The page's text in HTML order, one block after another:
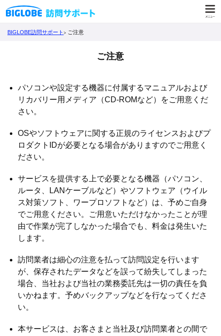
BIGLOBE訪問サポート ご注意
ご注意
パソコンや設定する機器に付属するマニュアルおよび
リカバリー用メディア（CD-ROMなど）をご用意くだ
さい。
OSやソフトウェアに関する正規のライセンスおよびプ
ロダクトIDが必要となる場合がありますのでご用意く
ださい。
サービスを提供する上で必要となる機器（パソコン、
ルータ、LANケーブルなど）やソフトウェア（ウイル
ス対策ソフト、ワープロソフトなど）は、予めご自身
でご用意ください。ご用意いただけなかったことが理
由で作業が完了しなかった場合でも、料金は発生いた
します。
訪問業者は細心の注意を払って訪問設定を行います
が、保存されたデータなどを誤って紛失してしまった
場合、当社および当社の業務委託先は一切の責任を負
いかねます。予めバックアップなどを行なってくださ
い。
本サービスは、お客さまと当社及び訪問業者との間で